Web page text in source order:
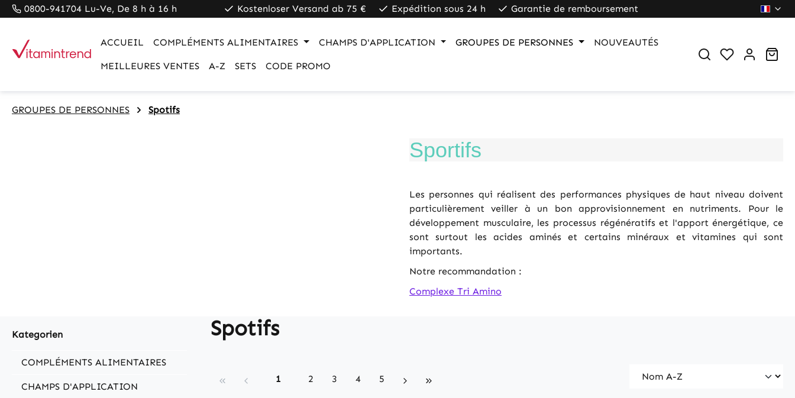
Zur Hauptnavigation springen
0800-941704 Lu-Ve, De 8 h à 16 h Kostenloser Versand ab 75 € Expédition sous 24 h Garantie de remboursement
ACCUEIL COMPLÉMENTS ALIMENTAIRES CHAMPS D'APPLICATION GROUPES DE PERSONNES NOUVEAUTÉS
MEILLEURES VENTES A-Z SETS CODE PROMO
Du hast 0
GROUPES DE PERSONNES Spotifs
Sportifs
Les personnes qui réalisent des performances physiques de haut niveau doivent
particulièrement veiller à un bon approvisionnement en nutriments. Pour le
développement musculaire, les processus régénératifs et l'apport énergétique, ce
sont surtout les acides aminés et certains minéraux et vitamines qui sont
importants.
Notre recommandation :
Complexe Tri Amino
Kategorien
COMPLÉMENTS ALIMENTAIRES
CHAMPS D'APPLICATION
Spotifs
Seite
1 Seite
2 Seite
3 Seite
4 Seite
5